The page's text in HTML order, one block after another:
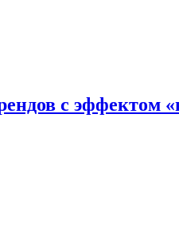
с эффектом